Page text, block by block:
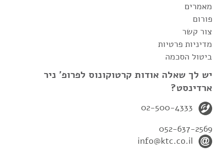
מאמרים
פורום
צור קשר
מדיניות פרטיות
ביטול הסכמה
יש לך שאלה אודות קרטוקונוס לפרופ' ניר
ארדינסט?
02-500-4333
052-637-2569
info@ktc.co.il